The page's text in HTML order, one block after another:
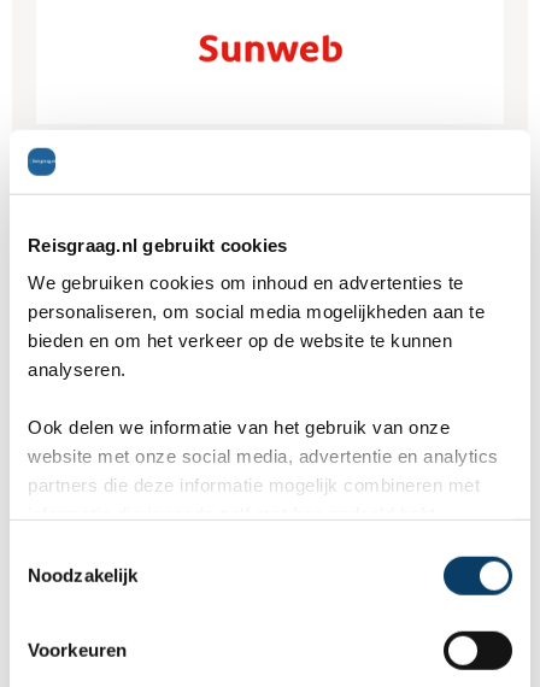
Reisgraag.nl gebruikt cookies
We gebruiken cookies om inhoud en advertenties te
personaliseren, om social media mogelijkheden aan te
bieden en om het verkeer op de website te kunnen
analyseren.
Ook delen we informatie van het gebruik van onze
website met onze social media, advertentie en analytics
partners die deze informatie mogelijk combineren met
Noodzakelijk
Voorkeuren
op basis van 734 reviews
1 consumenten award
Lees meer